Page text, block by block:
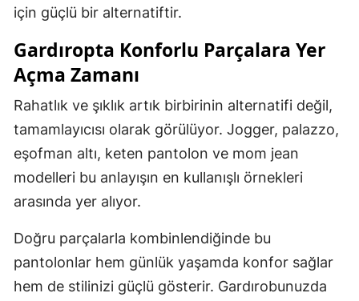
için güçlü bir alternatiftir.
Gardıropta Konforlu Parçalara Yer
Açma Zamanı
Rahatlık ve şıklık artık birbirinin alternatifi değil,
tamamlayıcısı olarak görülüyor. Jogger, palazzo,
eşofman altı, keten pantolon ve mom jean
modelleri bu anlayışın en kullanışlı örnekleri
arasında yer alıyor.
Doğru parçalarla kombinlendiğinde bu
pantolonlar hem günlük yaşamda konfor sağlar
hem de stilinizi güçlü gösterir. Gardırobunuzda